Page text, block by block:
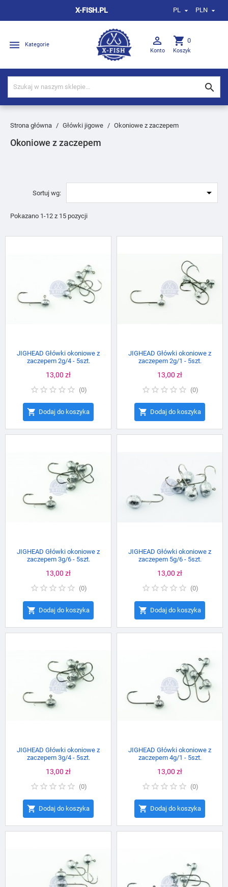
X-FISH.PL PL  PLN 
 Kategorie 
Konto
shopping_cart 0
Koszyk

Strona główna Główki jigowe Okoniowe z zaczepem
Okoniowe z zaczepem
Sortuj wg: 
Pokazano 1-12 z 15 pozycji
JIGHEAD Główki okoniowe z
zaczepem 2g/4 - 5szt.
Cena
13,00 zł
(0)
 Dodaj do koszyka
JIGHEAD Główki okoniowe z
zaczepem 2g/1 - 5szt.
Cena
13,00 zł
(0)
 Dodaj do koszyka
JIGHEAD Główki okoniowe z
zaczepem 3g/6 - 5szt.
Cena
13,00 zł
(0)
 Dodaj do koszyka
JIGHEAD Główki okoniowe z
zaczepem 5g/6 - 5szt.
Cena
13,00 zł
(0)
 Dodaj do koszyka
JIGHEAD Główki okoniowe z
zaczepem 3g/4 - 5szt.
Cena
13,00 zł
(0)
 Dodaj do koszyka
JIGHEAD Główki okoniowe z
zaczepem 4g/1 - 5szt.
Cena
13,00 zł
(0)
 Dodaj do koszyka